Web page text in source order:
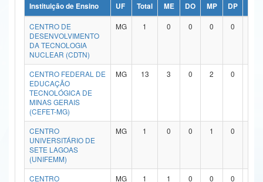
Ministério da Ciência, Tecnologia, Inovações e Comunicações
Ministério do Meio Ambiente
Ministério do Turismo
Ministério do Desenvolvimento Regional
Controladoria-Geral da União
Ministério da Mulher, da Família e dos Direitos Humanos
Secretaria-Geral
Secretaria de Governo
Instituição de Ensino UF Total ME DO MP DP
CENTRO DE
DESENVOLVIMENTO
DA TECNOLOGIA
NUCLEAR (CDTN)
MG 1 0 0 0 0
CENTRO FEDERAL DE
EDUCAÇÃO
TECNOLÓGICA DE
MINAS GERAIS
(CEFET-MG)
MG 13 3 0 2 0
CENTRO
UNIVERSITÁRIO DE
SETE LAGOAS
(UNIFEMM)
MG 1 0 0 1 0
CENTRO
MG 1 1 0 0 0